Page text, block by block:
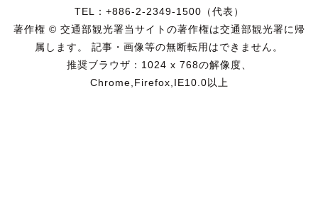
TEL：+886-2-2349-1500（代表）
著作権 © 交通部観光署当サイトの著作権は交通部観光署に帰
属します。 記事・画像等の無断転用はできません。
推奨ブラウザ：1024 x 768の解像度、
Chrome,Firefox,IE10.0以上